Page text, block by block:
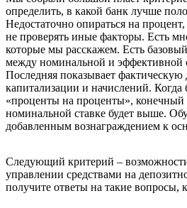
определить, в какой банк лучше
Недостаточно опираться на
не проверять иные факторы. Есть
которые мы расскажем. Есть
между номинальной и эффективной
Последняя показывает фактическую
капитализации и начислений. Когда
«проценты на проценты», конечный
номинальной ставке будет выше.
добавленным вознаграждением к
Следующий критерий –
управлении средствами на
получите ответы на такие вопросы,